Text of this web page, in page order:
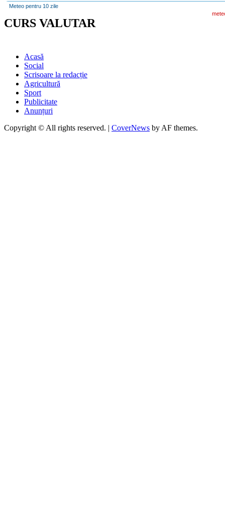
Meteo pentru 10 zile
CURS VALUTAR
Acasă
Social
Scrisoare la redacție
Agricultură
Sport
Publicitate
Anunțuri
Copyright © All rights reserved. | CoverNews by AF themes.